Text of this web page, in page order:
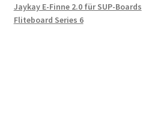
Jaykay E-Finne 2.0 für SUP-Boards
Fliteboard Series 6